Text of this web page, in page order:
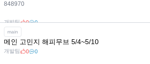
848970
개발팀 0 0
main
메인 고민지 해피무브 5/4~5/10
개발팀 0 0